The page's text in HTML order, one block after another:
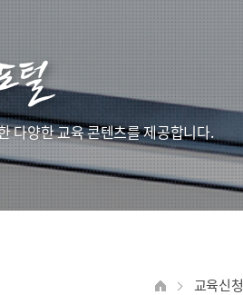
다양한 교육 콘텐츠를 제공합니다.
교육신청